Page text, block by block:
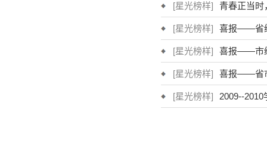
[星光榜样] 青春正当
[星光榜样] 喜报——省
[星光榜样] 喜报——市
[星光榜样] 喜报——省
[星光榜样] 2009--